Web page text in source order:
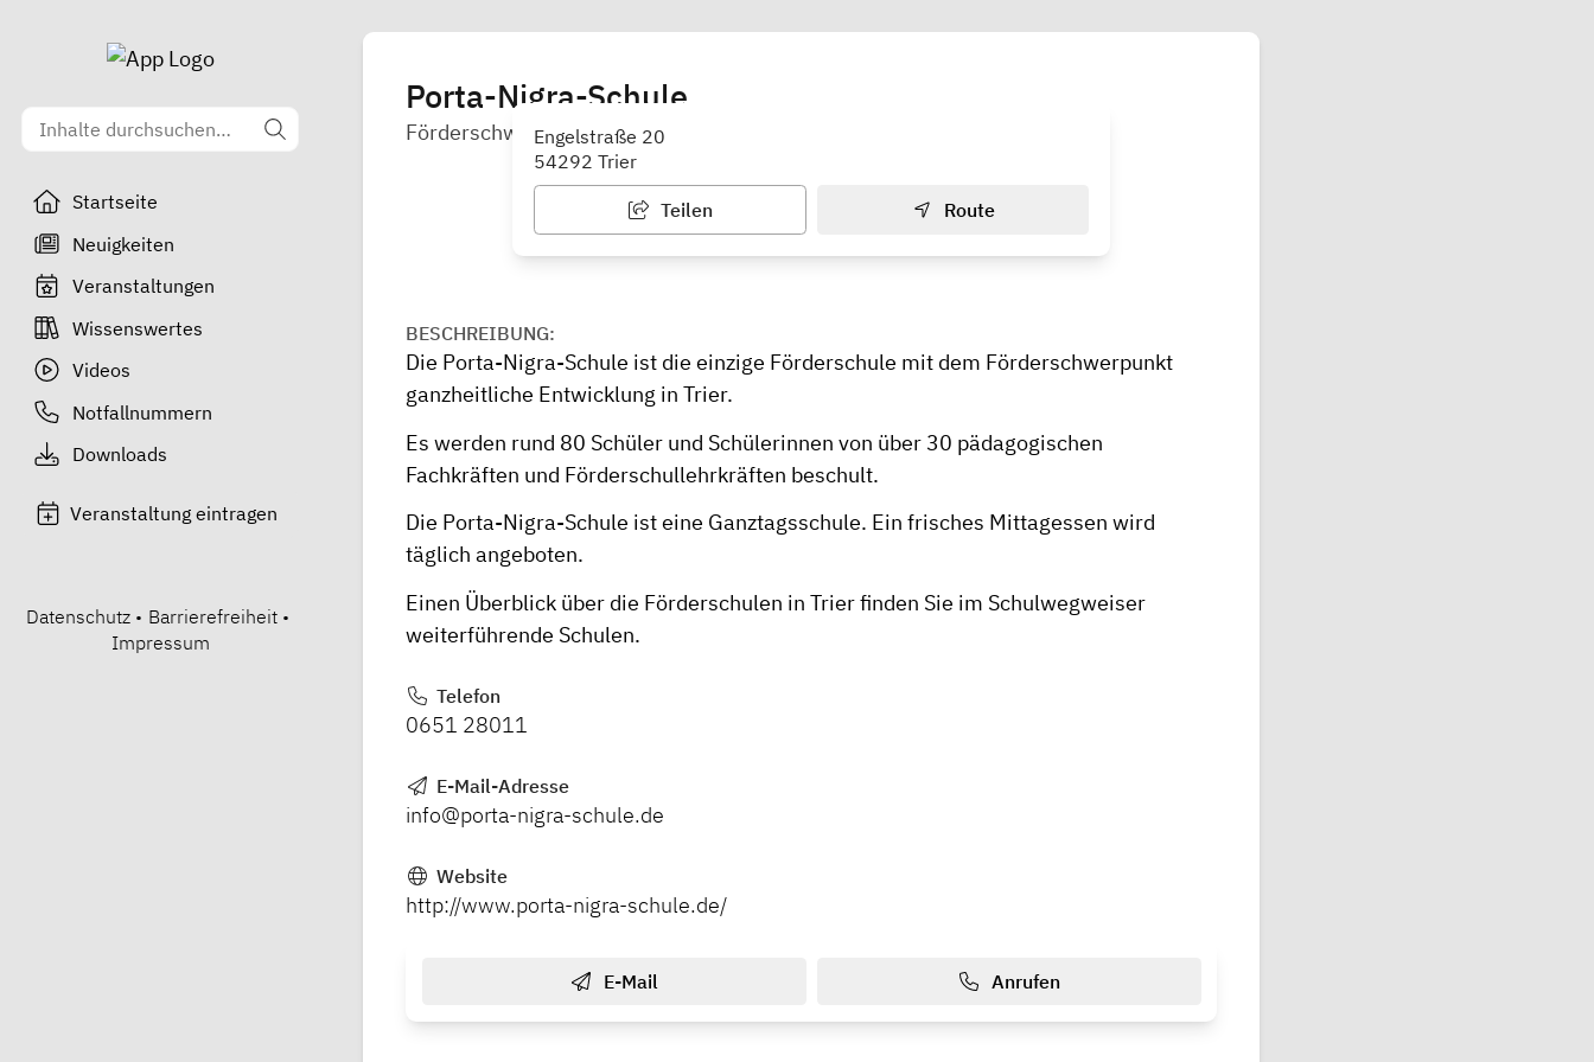
Startseite
Neuigkeiten
Veranstaltungen
Wissenswertes
Videos
Notfallnummern
Downloads
Veranstaltung eintragen
Datenschutz • Barrierefreiheit •
Impressum
Porta-Nigra-Schule
Förderschwerpunkt ganzheitliche Entwicklung
Engelstraße 20
54292 Trier
Teilen Route
BESCHREIBUNG:
Die Porta-Nigra-Schule ist die einzige Förderschule mit dem Förderschwerpunkt
ganzheitliche Entwicklung in Trier.
Es werden rund 80 Schüler und Schülerinnen von über 30 pädagogischen
Fachkräften und Förderschullehrkräften beschult.
Die Porta-Nigra-Schule ist eine Ganztagsschule. Ein frisches Mittagessen wird
täglich angeboten.
Einen Überblick über die Förderschulen in Trier finden Sie im Schulwegweiser
weiterführende Schulen.
Telefon
0651 28011
E-Mail-Adresse
info@porta-nigra-schule.de
Website
http://www.porta-nigra-schule.de/
E-Mail Anrufen